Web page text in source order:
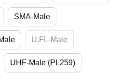
SMA-Male
U.FL-Male
UHF-Male (PL259)